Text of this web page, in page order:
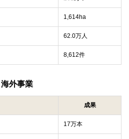
1,614ha
62.0万人
8,612件
海外事業
成果
17万本